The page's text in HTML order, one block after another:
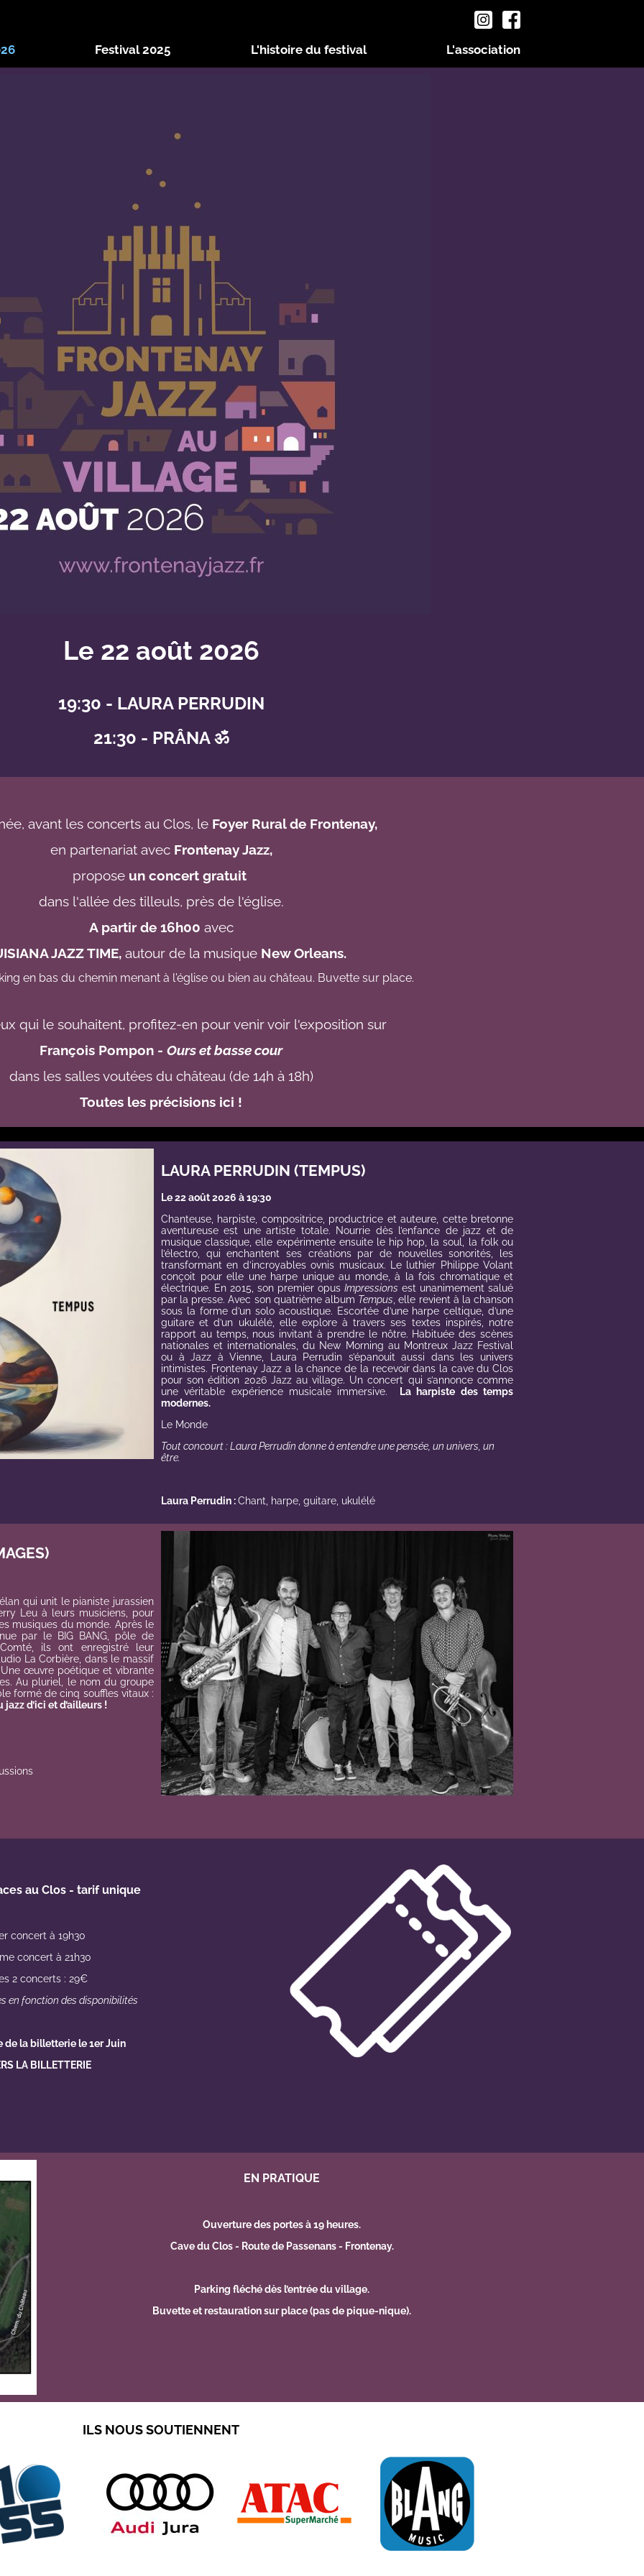
Festival 2025 L'histoire du festival L'association
Le 22 août 2026
19:30 - LAURA PERRUDIN
21:30 - PRÂNA ॐ
avant les concerts au Clos, le Foyer Rural de Frontenay,
en partenariat avec Frontenay Jazz,
proposeun concert gratuit
dans l'allée des tilleuls, près de l'église.
A partir de 16h00 avec
JAZZ TIME, autour de la musique New Orleans.
en bas du chemin menant à l'église ou bien au château. Buvette sur place.
qui le souhaitent, profitez-en pour venir voir l'exposition sur
François Pompon - Ours et basse cour
dans les salles voutées du château (de 14h à 18h)
Toutes les précisions ici !
LAURA PERRUDIN (TEMPUS)
Le 22 août 2026 à 19:30
Chanteuse, harpiste, compositrice, productrice et auteure, cette bretonne
aventureuse est une artiste totale. Nourrie dès l’enfance de jazz et de
musique classique, elle expérimente ensuite le hip hop, la soul, la folk ou
l’électro, qui enchantent ses créations par de nouvelles sonorités, les
transformant en d’incroyables ovnis musicaux. Le
luthier Philippe Volant
conçoit pour elle une harpe unique au monde, à la fois chromatique et
électrique. En 2015, son premier opus Impressions est unanimement salué
par la presse. Avec son quatrième album Tempus , elle revient à la chanson
sous la forme d’un solo acoustique. Escortée d’une harpe celtique, d’une
guitare et d’un ukulélé, elle explore à travers ses textes inspirés, notre
rapport au temps, nous invitant à prendre le nôtre. Habituée des scènes
nationales et internationales, du New Morning au Montreux Jazz Festival
ou àJazz à Vienne , Laura Perrudin s’épanouit aussi dans les univers
intimistes. Frontenay Jazz a la chance de la recevoir dans la cave du Clos
pour son édition 2026 Jazz au village. Un concert qui s’annonce comme
une véritable expérience musicale immersive.
La harpiste des temps
modernes.
Le Monde
Tout concourt : Laura Perrudin donne à entendre une pensée, un univers, un
être.
Laura Perrudin :Chant, harpe, guitare, ukulélé
qui unit le pianiste jurassien
Leu à leurs musiciens, pour
musiques du monde. Après le
par le BIG BANG, pôle de
ils ont enregistré leur
La Corbière, dans le massif
œuvre poétique et vibrante
Au pluriel, le nom du groupe
formé de cinq souffles vitaux :
jazz d’ici et d’ailleurs !
au Clos - tarif unique
concert à 19h30
concert à 21h30
2 concerts : 29€
en fonction des disponibilités
de la billetterie le 1er Juin
LA BILLETTERIE
EN PRATIQUE
Ouverture des portes à 19 heures.
Cave du Clos - Route de Passenans - Frontenay.
Parking fléché dès l’entrée du village.
Buvette et restauration sur place (pas de pique-nique).
ILS NOUS SOUTIENNENT